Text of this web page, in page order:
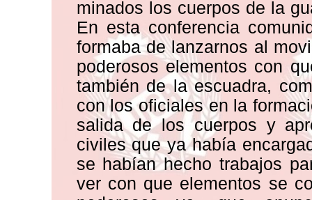
minados los cuerpos de la
En esta conferencia
formaba de lanzarnos al
poderosos elementos con
también de la escuadra,
con los oficiales en la
salida de los cuerpos y
civiles que ya había
se habían hecho trabajos
ver con que elementos se